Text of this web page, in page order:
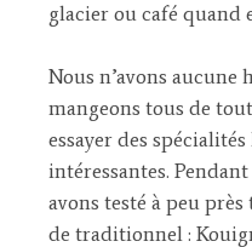
glacier ou café quand
Nous n’avons
mangeons tous de
essayer des
intéressantes.
avons testé à peu
de traditionnel :